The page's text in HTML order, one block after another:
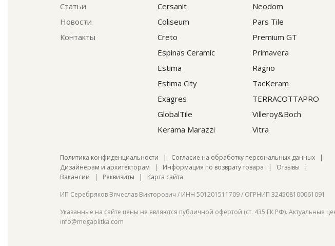
Статьи
Новости
Контакты
Cersanit
Coliseum
Creto
Espinas Ceramic
Estima
Estima City
Exagres
GlobalTile
Kerama Marazzi
Neodom
Pars Tile
Premium GT
Primavera
Ragno
TacKeram
TERRACOTTAPRO
Villeroy&Boch
Vitra
Политика конфиденциальности | Согласие на обработку персональных данных |
Дизайнерам и архитекторам | Информация по возврату товара | Отзывы |
Вакансии | Реквизиты | Карта сайта
ИП Серебряков Вячеслав Викторович / ИНН 501201511709 / ОГРНИП 324508100061091
Указанные на сайте цены не являются публичной офертой (ст. 435 ГК РФ). Актуальные
info@megaplitka.com